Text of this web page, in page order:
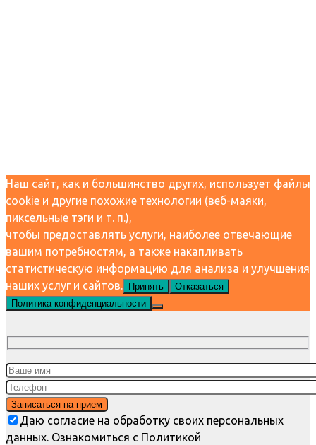
Наш сайт, как и большинство других, использует файлы
cookie и другие похожие технологии (веб-маяки,
пиксельные тэги и т. п.),
чтобы предоставлять услуги, наиболее отвечающие
вашим потребностям, а также накапливать
статистическую информацию для анализа и улучшения
наших услуг и сайтов.
Принять
Отказаться
Политика конфиденциальности
Даю согласие на обработку своих персональных
данных. Ознакомиться с Политикой